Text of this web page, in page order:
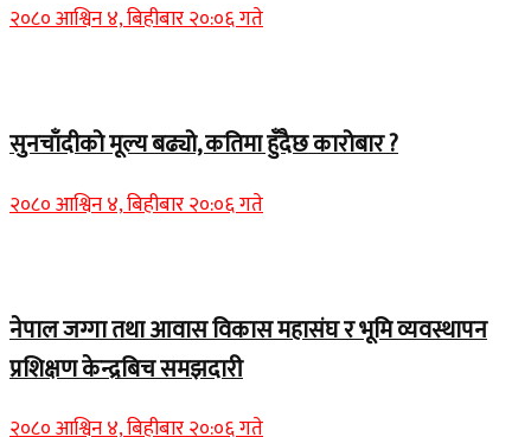
२०८० आश्विन ४, बिहीबार २०:०६ गते
सुनचाँदीको मूल्य बढ्यो, कतिमा हुँदैछ कारोबार ?
२०८० आश्विन ४, बिहीबार २०:०६ गते
नेपाल जग्गा तथा आवास विकास महासंघ र भूमि व्यवस्थापन
प्रशिक्षण केन्द्रबिच समझदारी
२०८० आश्विन ४, बिहीबार २०:०६ गते